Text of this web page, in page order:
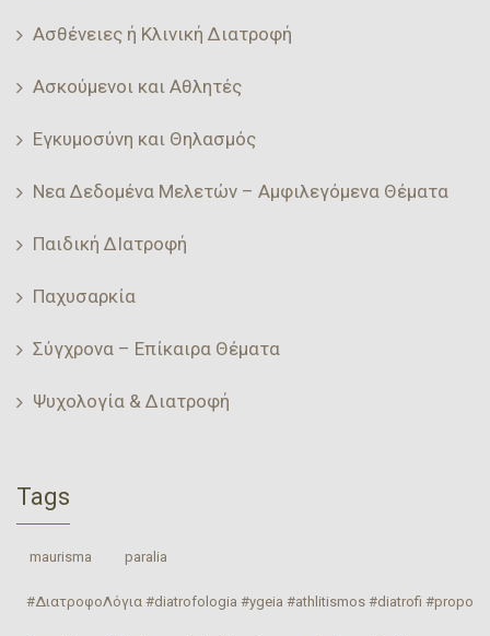
Ασθένειες ή Κλινική Διατροφή
Ασκούμενοι και Αθλητές
Εγκυμοσύνη και Θηλασμός
Νεα Δεδομένα Μελετών – Αμφιλεγόμενα Θέματα
Παιδική ΔΙατροφή
Παχυσαρκία
Σύγχρονα – Επίκαιρα Θέματα
Ψυχολογία & Διατροφή
Tags
‎ maurisma‬ ‎ paralia‬
#ΔιατροφοΛόγια #diatrofologia #ygeia #athlitismos #diatrofi